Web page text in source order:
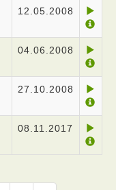
12.05.2008
04.06.2008
27.10.2008
08.11.2017